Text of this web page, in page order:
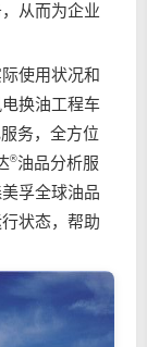
从而为企业
使用状况和
换油工程车
务，全方位
®油品分析服
孚全球油品
状态，帮助